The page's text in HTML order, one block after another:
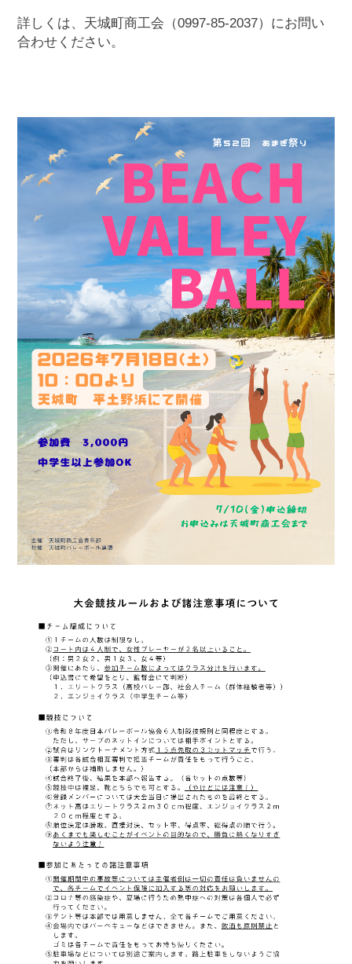
詳しくは、天城町商工会（0997-85-2037）にお問い
合わせください。